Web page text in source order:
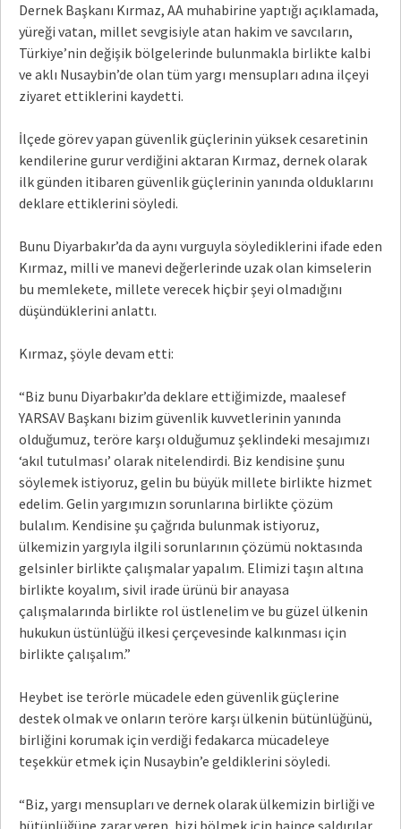
Dernek Başkanı Kırmaz, AA muhabirine yaptığı açıklamada,
yüreği vatan, millet sevgisiyle atan hakim ve savcıların,
Türkiye’nin değişik bölgelerinde bulunmakla birlikte kalbi
ve aklı Nusaybin’de olan tüm yargı mensupları adına ilçeyi
ziyaret ettiklerini kaydetti.
İlçede görev yapan güvenlik güçlerinin yüksek cesaretinin
kendilerine gurur verdiğini aktaran Kırmaz, dernek olarak
ilk günden itibaren güvenlik güçlerinin yanında olduklarını
deklare ettiklerini söyledi.
Bunu Diyarbakır’da da aynı vurguyla söylediklerini ifade eden
Kırmaz, milli ve manevi değerlerinde uzak olan kimselerin
bu memlekete, millete verecek hiçbir şeyi olmadığını
düşündüklerini anlattı.
Kırmaz, şöyle devam etti:
“Biz bunu Diyarbakır’da deklare ettiğimizde, maalesef
YARSAV Başkanı bizim güvenlik kuvvetlerinin yanında
olduğumuz, teröre karşı olduğumuz şeklindeki mesajımızı
‘akıl tutulması’ olarak nitelendirdi. Biz kendisine şunu
söylemek istiyoruz, gelin bu büyük millete birlikte hizmet
edelim. Gelin yargımızın sorunlarına birlikte çözüm
bulalım. Kendisine şu çağrıda bulunmak istiyoruz,
ülkemizin yargıyla ilgili sorunlarının çözümü noktasında
gelsinler birlikte çalışmalar yapalım. Elimizi taşın altına
birlikte koyalım, sivil irade ürünü bir anayasa
çalışmalarında birlikte rol üstlenelim ve bu güzel ülkenin
hukukun üstünlüğü ilkesi çerçevesinde kalkınması için
birlikte çalışalım.”
Heybet ise terörle mücadele eden güvenlik güçlerine
destek olmak ve onların teröre karşı ülkenin bütünlüğünü,
birliğini korumak için verdiği fedakarca mücadeleye
teşekkür etmek için Nusaybin’e geldiklerini söyledi.
“Biz, yargı mensupları ve dernek olarak ülkemizin birliği ve